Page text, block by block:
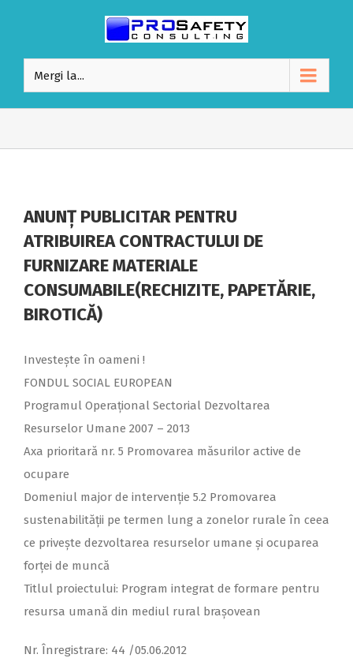
Mergi la...
ANUNȚ PUBLICITAR PENTRU
ATRIBUIREA CONTRACTULUI DE
FURNIZARE MATERIALE
CONSUMABILE(RECHIZITE, PAPETĂRIE,
BIROTICĂ)
Investeşte în oameni !
FONDUL SOCIAL EUROPEAN
Programul Operaţional Sectorial Dezvoltarea
Resurselor Umane 2007 – 2013
Axa prioritară nr. 5 Promovarea măsurilor active de
ocupare
Domeniul major de intervenţie 5.2 Promovarea
sustenabilităţii pe termen lung a zonelor rurale în ceea
ce priveşte dezvoltarea resurselor umane şi ocuparea
forţei de muncă
Titlul proiectului: Program integrat de formare pentru
resursa umană din mediul rural braşovean
Nr. Înregistrare: 44 /05.06.2012